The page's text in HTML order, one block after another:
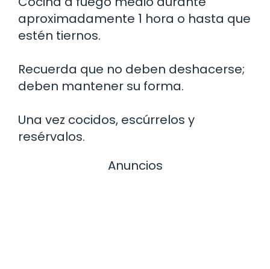
aproximadamente 1 hora o hasta que
estén tiernos.
Recuerda que no deben deshacerse;
deben mantener su forma.
Una vez cocidos, escúrrelos y
resérvalos.
Anuncios